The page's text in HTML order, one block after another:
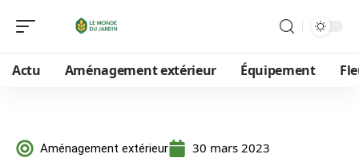
Actu Aménagement extérieur Équipement
Aménagement extérieur 30 mars 2023